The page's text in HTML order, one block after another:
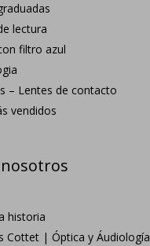
lectura
filtro azul
– Lentes de contacto
vendidos
historia
Cottet | Óptica y